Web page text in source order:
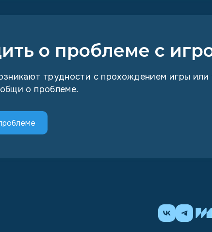
о проблеме с
трудности с прохождением игры или
о проблеме.